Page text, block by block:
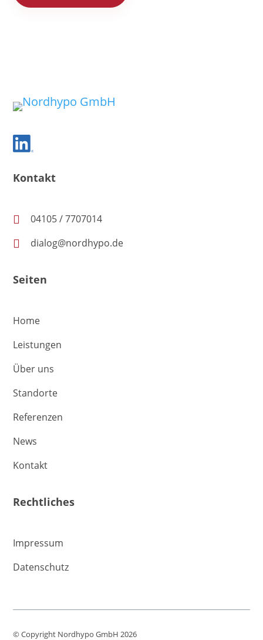
Kontakt
04105 / 7707014
dialog@nordhypo.de
Seiten
Home
Leistungen
Über uns
Standorte
Referenzen
News
Kontakt
Rechtliches
Impressum
Datenschutz
© Copyright Nordhypo GmbH 2026